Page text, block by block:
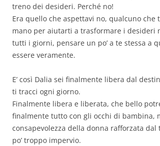
treno dei desideri. Perché no!
Era quello che aspettavi no, qualcuno che
mano per aiutarti a trasformare i desideri
tutti i giorni, pensare un po’ a te stessa a
essere veramente.
E’ così Dalia sei finalmente libera dal
ti tracci ogni giorno.
Finalmente libera e liberata, che bello
finalmente tutto con gli occhi di bambina,
consapevolezza della donna rafforzata dal
po’ troppo impervio.